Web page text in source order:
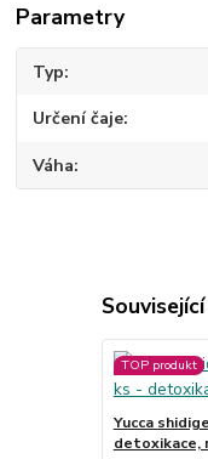
Parametry
Typ
Určení čaje
Váha
TOP produkt
Yucca
detoxikace,